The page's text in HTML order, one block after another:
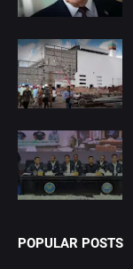
POPULAR POSTS